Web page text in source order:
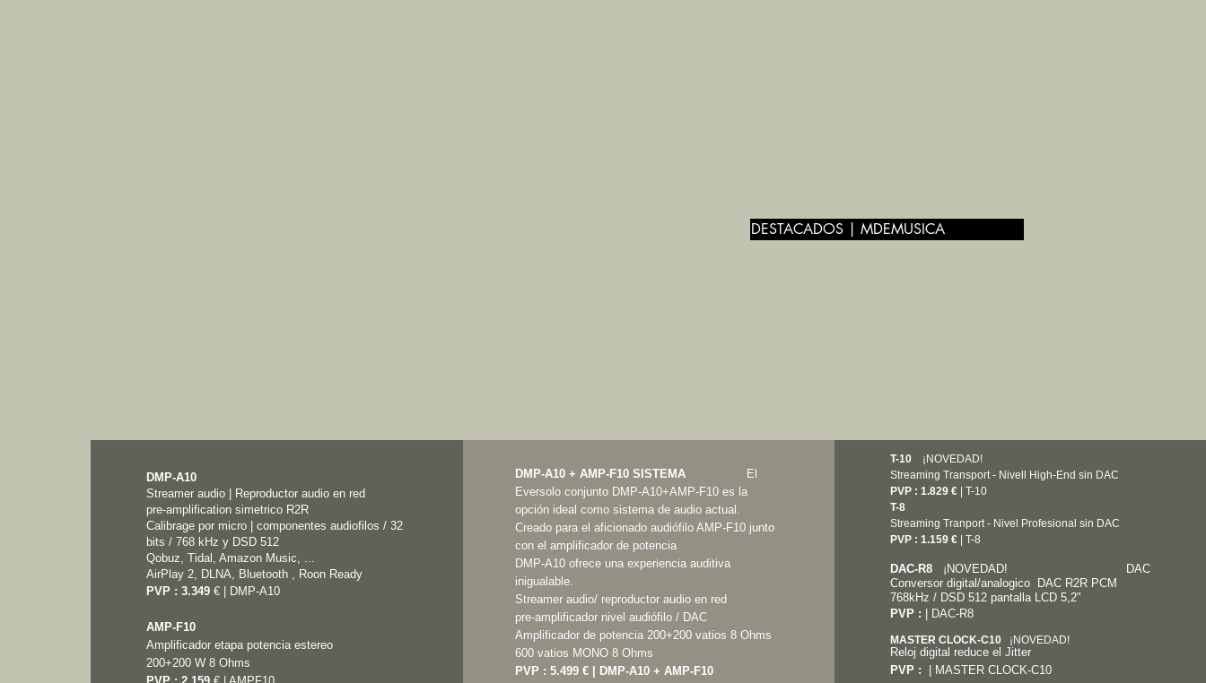
DESTACADOS | MDEMUSICA
DMP-A10
Streameraudio | Reproductor audio en red
pre-amplification simetrico R2R
Calibrage por micro | componentes audiofilos / 32
bits / 768 kHz y DSD 512
Qobuz, Tidal, Amazon Music, ...
AirPlay 2, DLNA, Bluetooth , Roon Ready
PVP : 3.349€ | DMP-A10
AMP-F10
Amplificador etapa potencia estereo
200+200 W 8 Ohms
DMP-A10 + AMP-F10 SISTEMA
El
Eversolo conjunto DMP-A10+AMP-F10 es la
opción ideal como sistema de audio actual.
Creado para el aficionado audiófilo AMP-F10 junto
con el amplificador de potencia
DMP-A10 ofrece una experiencia auditiva
inigualable.
Streamer audio/ reproductor audio en red
pre-amplificador nivel audiófilo / DAC
Amplificador de potencia 200+200 vatios 8 Ohms
600 vatios MONO 8 Ohms
PVP : 5.499 € | DMP-A10 + AMP-F10
T-10 ¡NOVEDAD!
Streaming Transport - Nivell High-End sin DAC
PVP : 1.829 €| T-10
T-8
Streaming Tranport - Nivel Profesional sin DAC
PVP : 1.159 €| T-8
DAC-R8 ¡NOVEDAD!
DAC
Conversor digital/analogico DAC R2R PCM
768kHz / DSD 512 pantalla LCD 5,2"
PVP : | DAC-R8
MASTER CLOCK-C10 ¡NOVEDAD!
Reloj digital reduce el Jitter
PVP :
| MASTER CLOCK-C10